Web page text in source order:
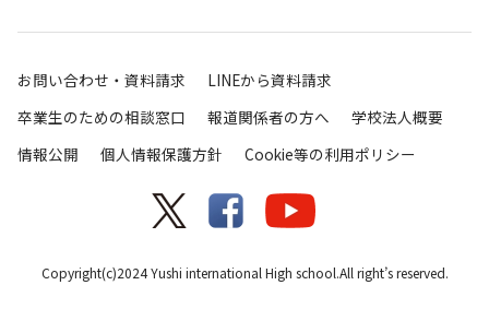
お問い合わせ・資料請求
LINEから資料請求
卒業生のための相談窓口
報道関係者の方へ
学校法人概要
情報公開
個人情報保護方針 Cookie等の利用ポリシー
Copyright(c)2024 Yushi international High school.All right’s reserved.